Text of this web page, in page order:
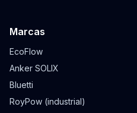
Marcas
EcoFlow
Anker SOLIX
Bluetti
RoyPow (industrial)